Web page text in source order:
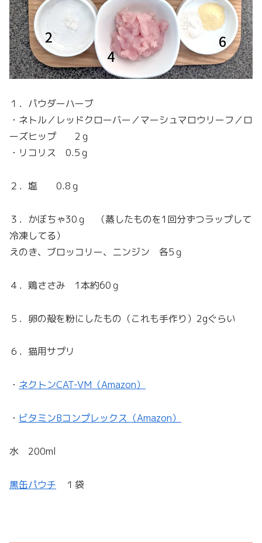
１．パウダーハーブ
・ネトル／レッドクローバー／マーシュマロウリーフ／ロ
ーズヒップ 2ｇ
・リコリス 0.5ｇ
２．塩 0.8ｇ
３．かぼちゃ30ｇ （蒸したものを1回分ずつラップして
冷凍してる）
えのき、ブロッコリー、ニンジン 各5ｇ
４．鶏ささみ 1本約60ｇ
５．卵の殻を粉にしたもの（これも手作り）2gぐらい
６．猫用サプリ
・ ネクトンCAT-VM（Amazon）
・ ビタミンBコンプレックス（Amazon）
水 200ml
黒缶パウチ １袋